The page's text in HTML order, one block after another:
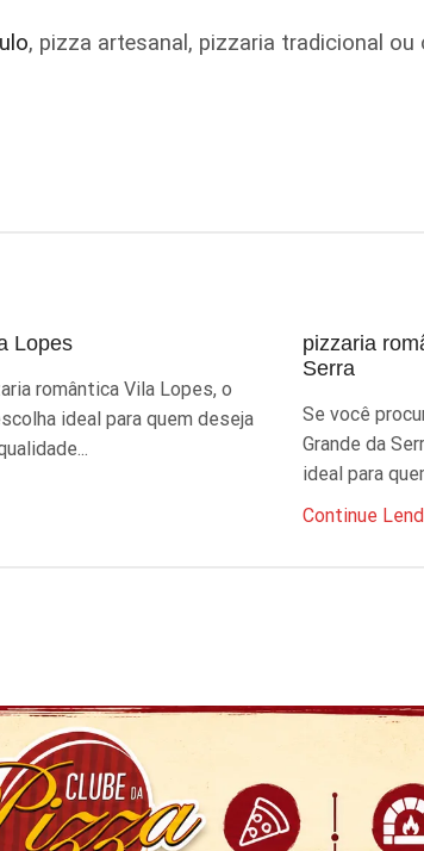
, pizza artesanal, pizzaria tradicional
Lopes
romântica Vila Lopes, o
ideal para quem deseja
pizzaria
Serra
Se você
Grande da
ideal para
Continue